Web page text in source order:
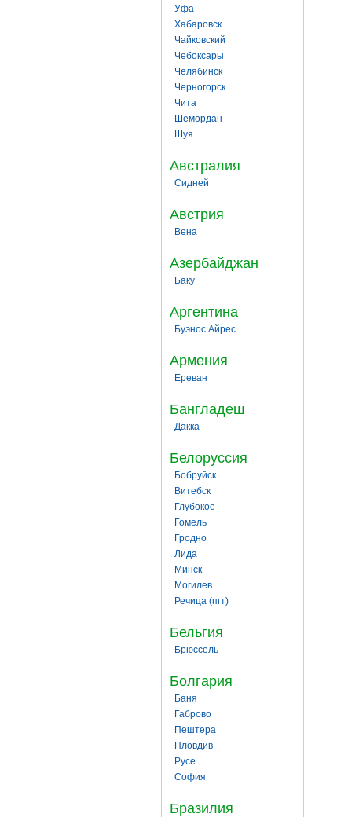
Уфа
Хабаровск
Чайковский
Чебоксары
Челябинск
Черногорск
Чита
Шемордан
Шуя
Австралия
Сидней
Австрия
Вена
Азербайджан
Баку
Аргентина
Буэнос Айрес
Армения
Ереван
Бангладеш
Дакка
Белоруссия
Бобруйск
Витебск
Глубокое
Гомель
Гродно
Лида
Минск
Могилев
Речица (пгт)
Бельгия
Брюссель
Болгария
Баня
Габрово
Пештера
Пловдив
Русе
София
Бразилия